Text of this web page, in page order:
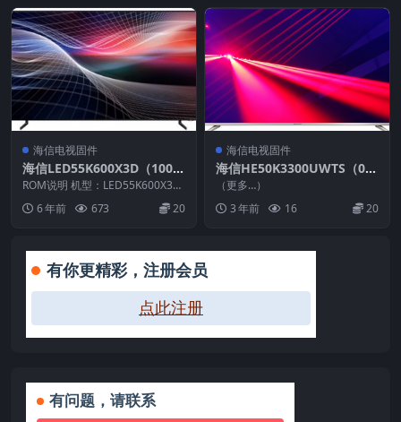
海信电视固件
海信LED55K600X3D（100
2）BOM3原装救砖刷机电视
固件包
ROM说明 机型：LED55K600X3D
固件版本：（1002） BOM：3 ...
6 年前 673 20
海信电视固件
海信HE50K3300UWTS（00
00）BOM1_E007_20160901
_U盘刷机固件
（更多…）
3 年前
16 20
有你更精彩，注册会员
点此注册
有问题，请联系